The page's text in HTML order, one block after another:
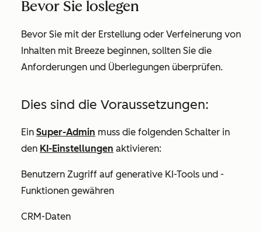
Bevor Sie loslegen
Bevor Sie mit der Erstellung oder Verfeinerung von
Inhalten mit Breeze beginnen, sollten Sie die
Anforderungen und Überlegungen überprüfen.
Dies sind die Voraussetzungen:
Ein Super-Admin muss die folgenden Schalter in
den KI-Einstellungen aktivieren:
Benutzern Zugriff auf generative KI-Tools und -
Funktionen gewähren
CRM-Daten